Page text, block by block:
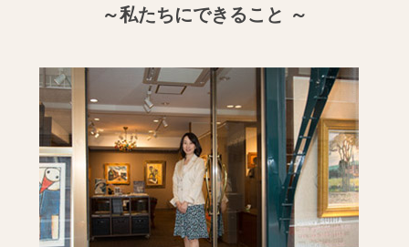
～私たちにできること ～